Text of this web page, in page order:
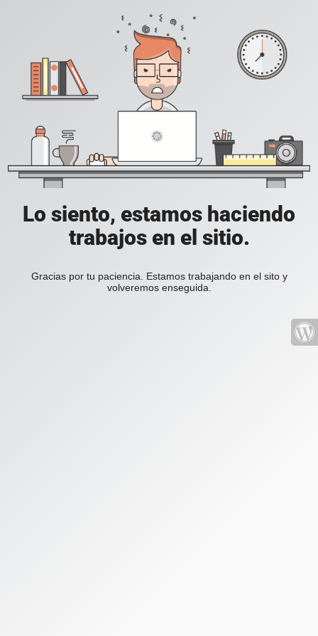
Lo siento, estamos haciendo
trabajos en el sitio.
Gracias por tu paciencia. Estamos trabajando en el sito y
volveremos enseguida.